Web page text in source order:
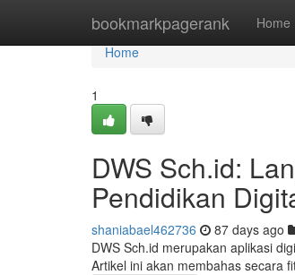
bookmarkpagerank Home
Home
Home
1
DWS Sch.id:
Pendidikan
shaniabael462736 87 days ago
DWS Sch.id merupakan aplikasi
Artikel ini akan membahas secara